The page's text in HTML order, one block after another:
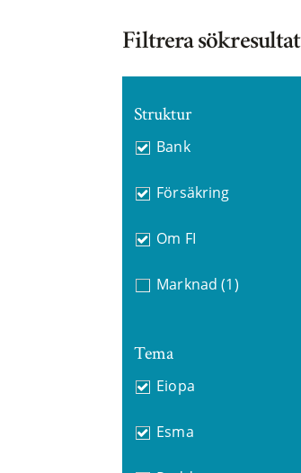
Filtrera sökresultat
Struktur
Bank
Försäkring
Om FI
Marknad (1)
Tema
Eiopa
Esma